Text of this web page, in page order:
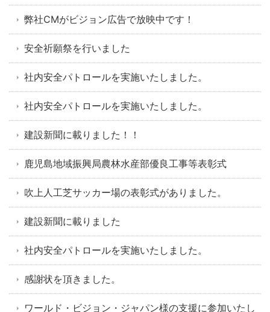
弊社CMがビジョン広告で放映中です！
安全祈願祭を行いました
社内安全パトロールを実施いたしました。
社内安全パトロールを実施いたしました。
建設新聞に載りました！！
鹿児島地域振興局農林水産部優良工事等表彰式
吹上人工芝サッカー場の表彰式がありました。
建設新聞に載りました
社内安全パトロールを実施いたしました。
感謝状を頂きました。
ワールド・ビジョン・ジャパン様の支援に参加いたし